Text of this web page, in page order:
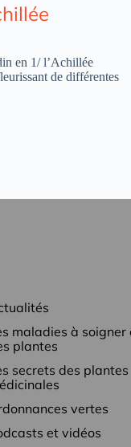
en 1/ l’Achillée
de différentes
maladies à soigner
plantes
secrets des plantes
vertes
et vidéos